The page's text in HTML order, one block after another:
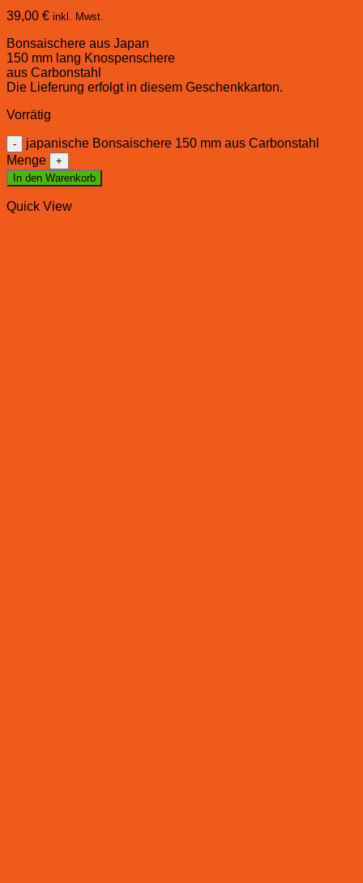
39,00 € inkl. Mwst.
Bonsaischere aus Japan
150 mm lang Knospenschere
aus Carbonstahl
Die Lieferung erfolgt in diesem Geschenkkarton.
Vorrätig
japanische Bonsaischere 150 mm aus Carbonstahl
Menge
In den Warenkorb
Quick View